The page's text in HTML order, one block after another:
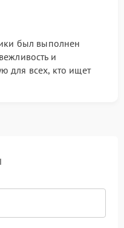
был выполнен
и
для всех, кто ищет